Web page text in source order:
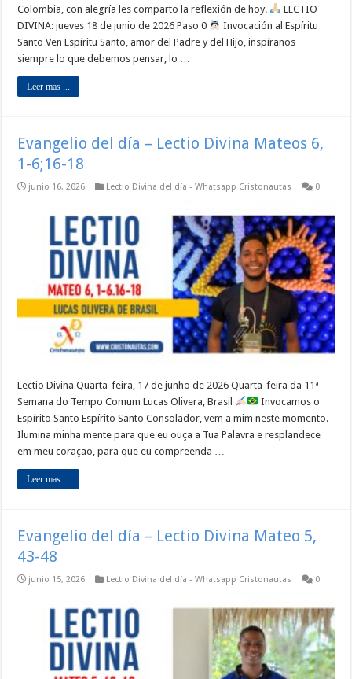
Colombia, con alegría les comparto la reflexión de hoy.
LECTIO
DIVINA: jueves 18 de junio de 2026 Paso 0
Invocación al Espíritu
Santo Ven Espíritu Santo, amor del Padre y del Hijo, inspíranos
siempre lo que debemos pensar, lo …
Leer mas ...
Evangelio del día – Lectio Divina Mateos 6,
1-6;16-18
junio 16, 2026 Lectio Divina del día - Whatsapp Cristonautas 0
Lectio Divina Quarta-feira, 17 de junho de 2026 Quarta-feira da 11ª
Semana do Tempo Comum Lucas Olivera, Brasil
Invocamos o
Espírito Santo Espírito Santo Consolador, vem a mim neste momento.
Ilumina minha mente para que eu ouça a Tua Palavra e resplandece
em meu coração, para que eu compreenda …
Leer mas ...
Evangelio del día – Lectio Divina Mateo 5,
43-48
junio 15, 2026 Lectio Divina del día - Whatsapp Cristonautas 0